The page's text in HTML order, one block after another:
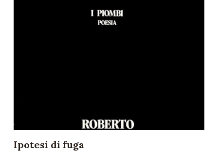
Ipotesi di fuga